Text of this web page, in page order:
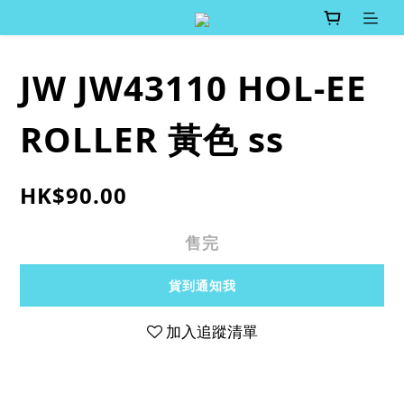
JW JW43110 HOL-EE
ROLLER 黃色 ss
HK$90.00
售完
貨到通知我
加入追蹤清單